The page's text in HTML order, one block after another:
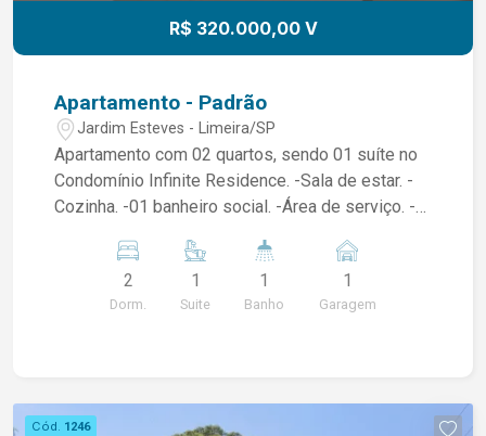
R$ 320.000,00 V
Apartamento - Padrão
Jardim Esteves - Limeira/SP
Apartamento com 02 quartos, sendo 01 suíte no
Condomínio Infinite Residence. -Sala de estar. -
Cozinha. -01 banheiro social. -Área de serviço. -
conta com: Academia, churrasqueira, coworking,
pet place, praça, piscina, playground,
brinquedoteca, salão de festas, espaço fitness,
combustíveis, lanchonetes e etc.
2
Dorm.
1
Suite
1
Banho
1
Garagem
Cód. 1246